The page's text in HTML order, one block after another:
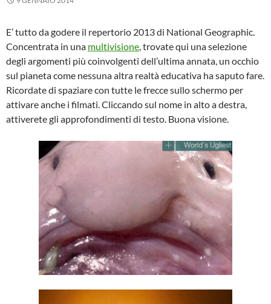
E’ tutto da godere il repertorio 2013 di National Geographic.
Concentrata in una multivisione, trovate qui una selezione
degli argomenti più coinvolgenti dell’ultima annata, un occhio
sul pianeta come nessuna altra realtà educativa ha saputo fare.
Ricordate di spaziare con tutte le frecce sullo schermo per
attivare anche i filmati. Cliccando sul nome in alto a destra,
attiverete gli approfondimenti di testo. Buona visione.